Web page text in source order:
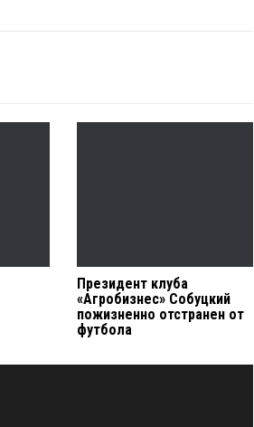
Президент клуба
«Агробизнес» Собуцкий
пожизненно отстранен от
футбола